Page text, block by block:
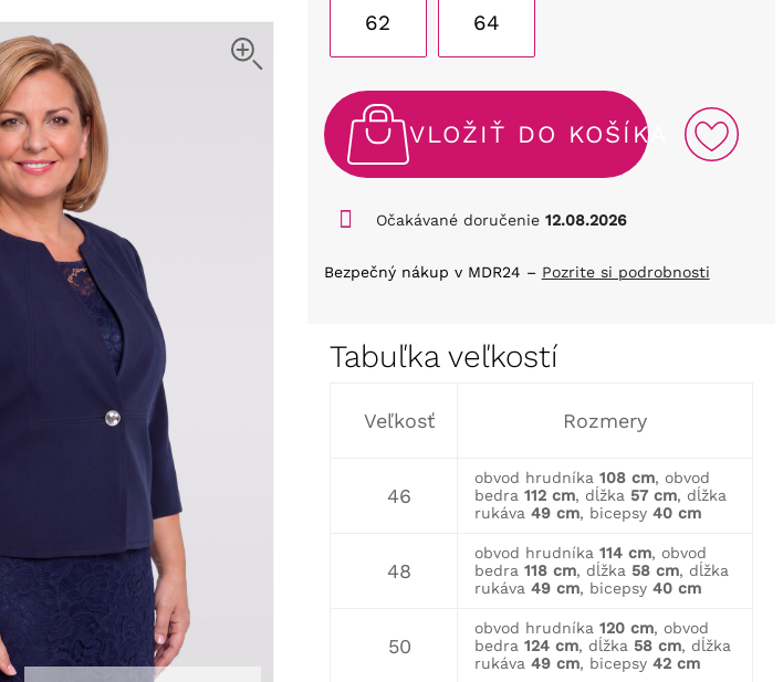
62 64
VLOŽIŤ DO KOŠÍKA
Očakávané doručenie 12.08.2026
Bezpečný nákup v MDR24 – Pozrite si podrobnosti
Tabuľka veľkostí
Veľkosť Rozmery
46
obvod hrudníka 108 cm, obvod
bedra 112 cm, dĺžka 57 cm, dĺžka
rukáva 49 cm, bicepsy 40 cm
48
obvod hrudníka 114 cm, obvod
bedra 118 cm, dĺžka 58 cm, dĺžka
rukáva 49 cm, bicepsy 40 cm
50
obvod hrudníka 120 cm, obvod
bedra 124 cm, dĺžka 58 cm, dĺžka
rukáva 49 cm, bicepsy 42 cm